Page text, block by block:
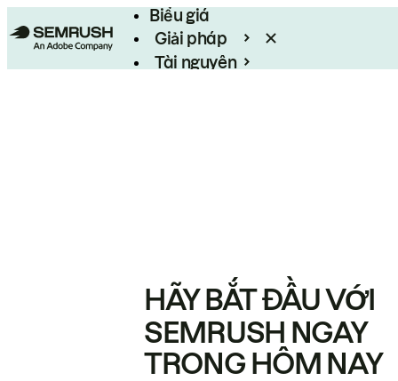
Biểu giá
Giải pháp
Tài nguyên
HÃY BẮT ĐẦU VỚI
SEMRUSH NGAY
TRONG HÔM NAY